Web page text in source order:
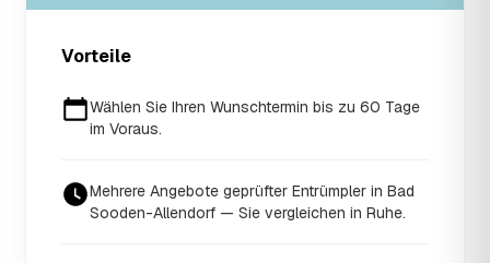
Vorteile
Wählen Sie Ihren Wunschtermin bis zu 60 Tage
im Voraus.
Mehrere Angebote geprüfter Entrümpler in Bad
Sooden-Allendorf — Sie vergleichen in Ruhe.